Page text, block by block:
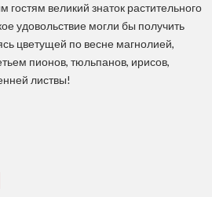
великий знаток растительного
удовольствие могли бы получить
цветущей по весне магнолией,
пионов, тюльпанов, ирисов,
листвы!